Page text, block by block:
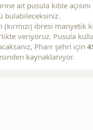
ait pusula kıble
bulabileceksiniz.
(kırmızı) ibresi manyetik
veriyoruz. Pusula
Pharr şehri için
kaynaklanıyor.